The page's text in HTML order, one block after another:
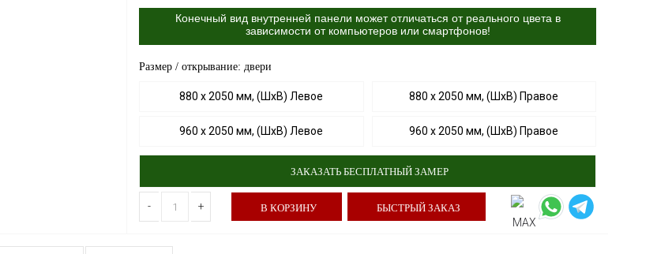
Конечный вид внутренней панели может отличаться от реального цвета в
зависимости от компьютеров или смартфонов!
Размер / открывание: двери
880 х 2050 мм, (ШхВ) Левое 880 х 2050 мм, (ШхВ) Правое
960 х 2050 мм, (ШхВ) Левое 960 х 2050 мм, (ШхВ) Правое
ЗАКАЗАТЬ БЕСПЛАТНЫЙ ЗАМЕР
- + В КОРЗИНУ БЫСТРЫЙ ЗАКАЗ